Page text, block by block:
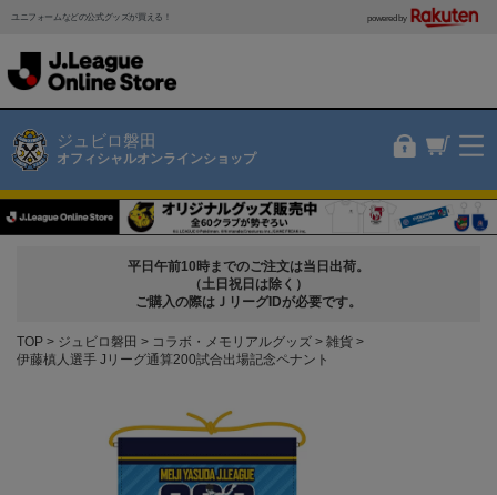
ユニフォームなどの公式グッズが買える！ powered by
ジュビロ磐田
オフィシャルオンラインショップ
平日午前10時までのご注文は当日出荷。
（土日祝日は除く）
ご購入の際はＪリーグIDが必要です。
TOP ジュビロ磐田 コラボ・メモリアルグッズ
雑貨
伊藤槙人選手 Jリーグ通算200試合出場記念ペナント